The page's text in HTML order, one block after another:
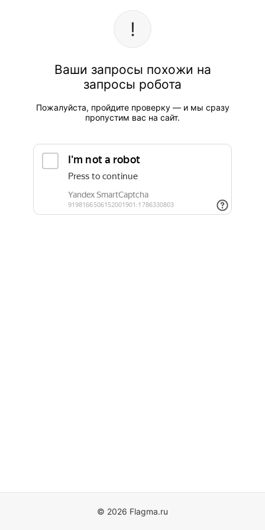
Ваши запросы похожи на
запросы робота
Пожалуйста, пройдите проверку — и мы сразу
пропустим вас на сайт.
© 2026 Flagma.ru